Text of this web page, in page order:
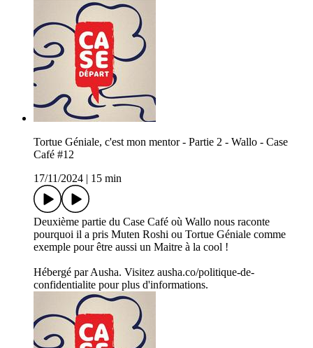
Tortue Géniale, c'est mon mentor - Partie 2 - Wallo - Case
Café #12
17/11/2024
15 min
Deuxième partie du Case Café où Wallo nous raconte
pourquoi il a pris Muten Roshi ou Tortue Géniale comme
exemple pour être aussi un Maitre à la cool !
Hébergé par Ausha. Visitez ausha.co/politique-de-
confidentialite pour plus d'informations.